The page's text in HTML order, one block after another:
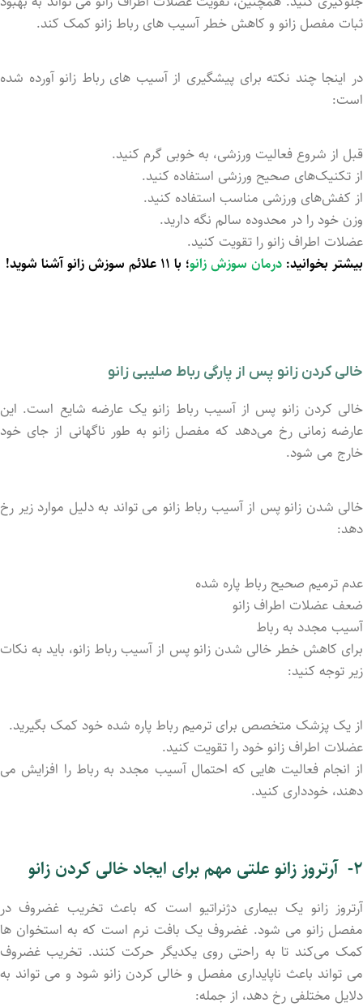
ثبات مفصل زانو و کاهش خطر آسیب ‌های رباط زانو کمک کند.
در اینجا چند نکته برای پیشگیری از آسیب‌ های رباط زانو آورده شده
است:
قبل از شروع فعالیت ورزشی، به خوبی گرم کنید.
از تکنیک‌های صحیح ورزشی استفاده کنید.
از کفش‌های ورزشی مناسب استفاده کنید.
وزن خود را در محدوده سالم نگه دارید.
عضلات اطراف زانو را تقویت کنید.
بیشتر بخوانید: درمان سوزش زانو؛ با ۱۱ علائم سوزش زانو آشنا شوید!
خالی کردن زانو پس از پارگی رباط صلیبی زانو
خالی کردن زانو پس از آسیب رباط زانو یک عارضه شایع است. این
عارضه زمانی رخ می‌دهد که مفصل زانو به طور ناگهانی از جای خود
خارج می ‌شود.
خالی شدن زانو پس از آسیب رباط زانو می‌ تواند به دلیل موارد زیر رخ
دهد:
عدم ترمیم صحیح رباط پاره شده
ضعف عضلات اطراف زانو
آسیب مجدد به رباط
برای کاهش خطر خالی شدن زانو پس از آسیب رباط زانو، باید به نکات
زیر توجه کنید:
از یک پزشک متخصص برای ترمیم رباط پاره شده خود کمک بگیرید.
عضلات اطراف زانو خود را تقویت کنید.
از انجام فعالیت‌ هایی که احتمال آسیب مجدد به رباط را افزایش می
‌دهند، خودداری کنید.
۲- آرتروز زانو علتی مهم برای ایجاد خالی کردن زانو
آرتروز زانو یک بیماری دژنراتیو است که باعث تخریب غضروف در
مفصل زانو می ‌شود. غضروف یک بافت نرم است که به استخوان‌ ها
کمک می‌کند تا به راحتی روی یکدیگر حرکت کنند. تخریب غضروف
می‌ تواند باعث ناپایداری مفصل و خالی کردن زانو شود و می ‌تواند به
دلایل مختلفی رخ دهد، از جمله: